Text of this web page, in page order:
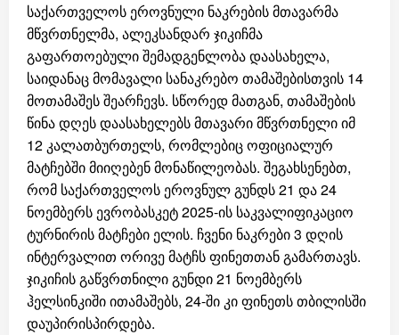
საქართველოს ეროვნული ნაკრების მთავარმა
მწვრთნელმა, ალეკსანდარ ჯიკიჩმა
გაფართოებული შემადგენლობა დაასახელა,
საიდანაც მომავალი სანაკრებო თამაშებისთვის 14
მოთამაშეს შეარჩევს. სწორედ მათგან, თამაშების
წინა დღეს დაასახელებს მთავარი მწვრთნელი იმ
12 კალათბურთელს, რომლებიც ოფიციალურ
მატჩებში მიიღებენ მონაწილეობას. შეგახსენებთ,
რომ საქართველოს ეროვნულ გუნდს 21 და 24
ნოემბერს ევრობასკეტ 2025-ის საკვალიფიკაციო
ტურნირის მატჩები ელის. ჩვენი ნაკრები 3 დღის
ინტერვალით ორივე მატჩს ფინეთთან გამართავს.
ჯიკიჩის გაწვრთნილი გუნდი 21 ნოემბერს
ჰელსინკიში ითამაშებს, 24-ში კი ფინეთს თბილისში
დაუპირისპირდება.